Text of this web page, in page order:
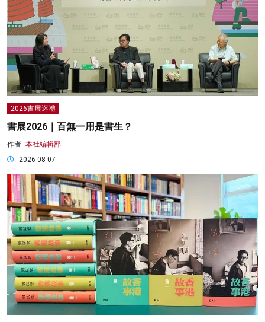
2026書展巡禮
書展2026｜百無一用是書生？
作者: 本社編輯部
2026-08-07